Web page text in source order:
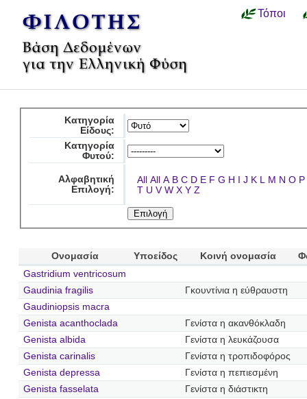
Τόποι
Κατηγορία
Είδους:
Κατηγορία
Φυτού:
Αλφαβητική
Επιλογή:
All All A B C D E F G H I J K L M N O P
T U V W X Y Z
Ονομασία Υποείδος Κοινή ονομασία
Gastridium ventricosum
Gaudinia fragilis
Γκουντίνια η εύθραυστη
Gaudiniopsis macra
Genista acanthoclada
Γενίστα η ακανθόκλαδη
Genista albida
Γενίστα η λευκάζουσα
Genista carinalis
Γενίστα η τροπιδοφόρος
Genista depressa
Γενίστα η πεπιεσμένη
Genista fasselata
Γενίστα η διάστικτη